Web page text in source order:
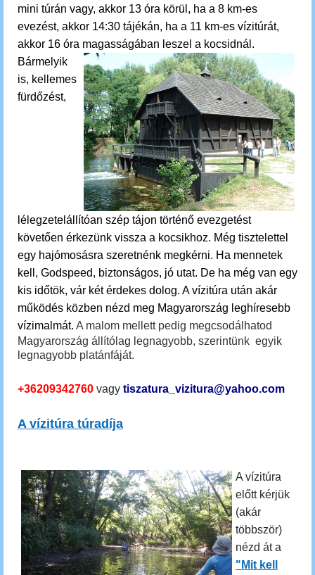
mini túrán vagy, akkor 13 óra körül, ha a 8 km-es
evezést, akkor 14:30 tájékán, ha a 11 km-es vízitúrát,
akkor 16 óra magasságában leszel a kocsidnál.
Bármelyik
is, kellemes
fürdőzést,
lélegzetelállítóan szép tájon történő evezgetést
követően érkezünk vissza a kocsikhoz. Még tisztelettel
egy hajómosásra szeretnénk megkérni. Ha mennetek
kell, Godspeed, biztonságos, jó utat. De ha még van egy
kis időtök, vár két érdekes dolog. A vízitúra után akár
működés közben nézd meg Magyarország leghíresebb
vízimalmát. A malom mellett pedig megcsodálhatod
Magyarország állítólag legnagyobb, szerintünk egyik
legnagyobb platánfáját.
+36209342760 vagy tiszatura_vizitura@yahoo.com
A vízitúra túradíja
A vízitúra
előtt kérjük
(akár
többször)
nézd át a
"Mit kell